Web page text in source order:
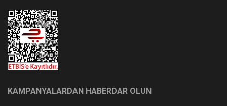
KAMPANYALARDAN HABERDAR OLUN